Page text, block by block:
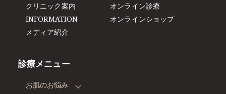
クリニック案内
INFORMATION
メディア紹介
オンライン診療
オンラインショップ
診療メニュー
お肌のお悩み